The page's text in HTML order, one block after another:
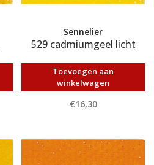
Sennelier
529 cadmiumgeel licht
Toevoegen aan
winkelwagen
€16,30